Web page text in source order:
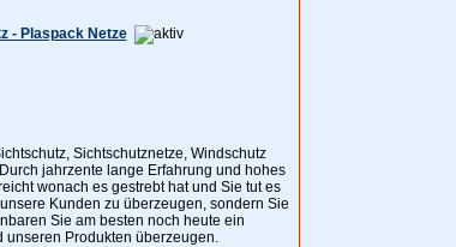
- Plaspack Netze
Sichtschutznetze, Windschutz
jahrzente lange Erfahrung und hohes
wonach es gestrebt hat und Sie tut es
Kunden zu überzeugen, sondern Sie
Sie am besten noch heute ein
unseren Produkten überzeugen.